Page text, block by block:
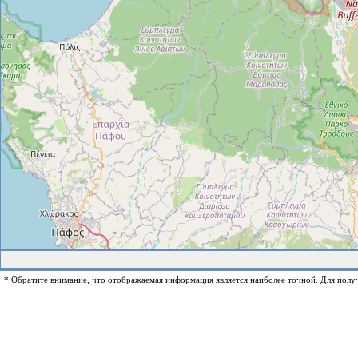
* Обратите внимание, что отображаемая информация является наиболее точной. Для